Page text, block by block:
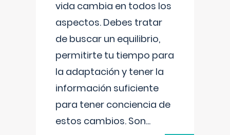
vida cambia en todos los
aspectos. Debes tratar
de buscar un equilibrio,
permitirte tu tiempo para
la adaptación y tener la
información suficiente
para tener conciencia de
estos cambios. Son...